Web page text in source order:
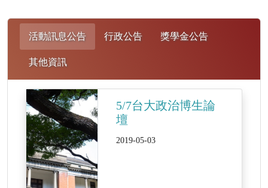
活動訊息公告 行政公告 獎學金公告
其他資訊
5/7台大政治博生論
壇
2019-05-03